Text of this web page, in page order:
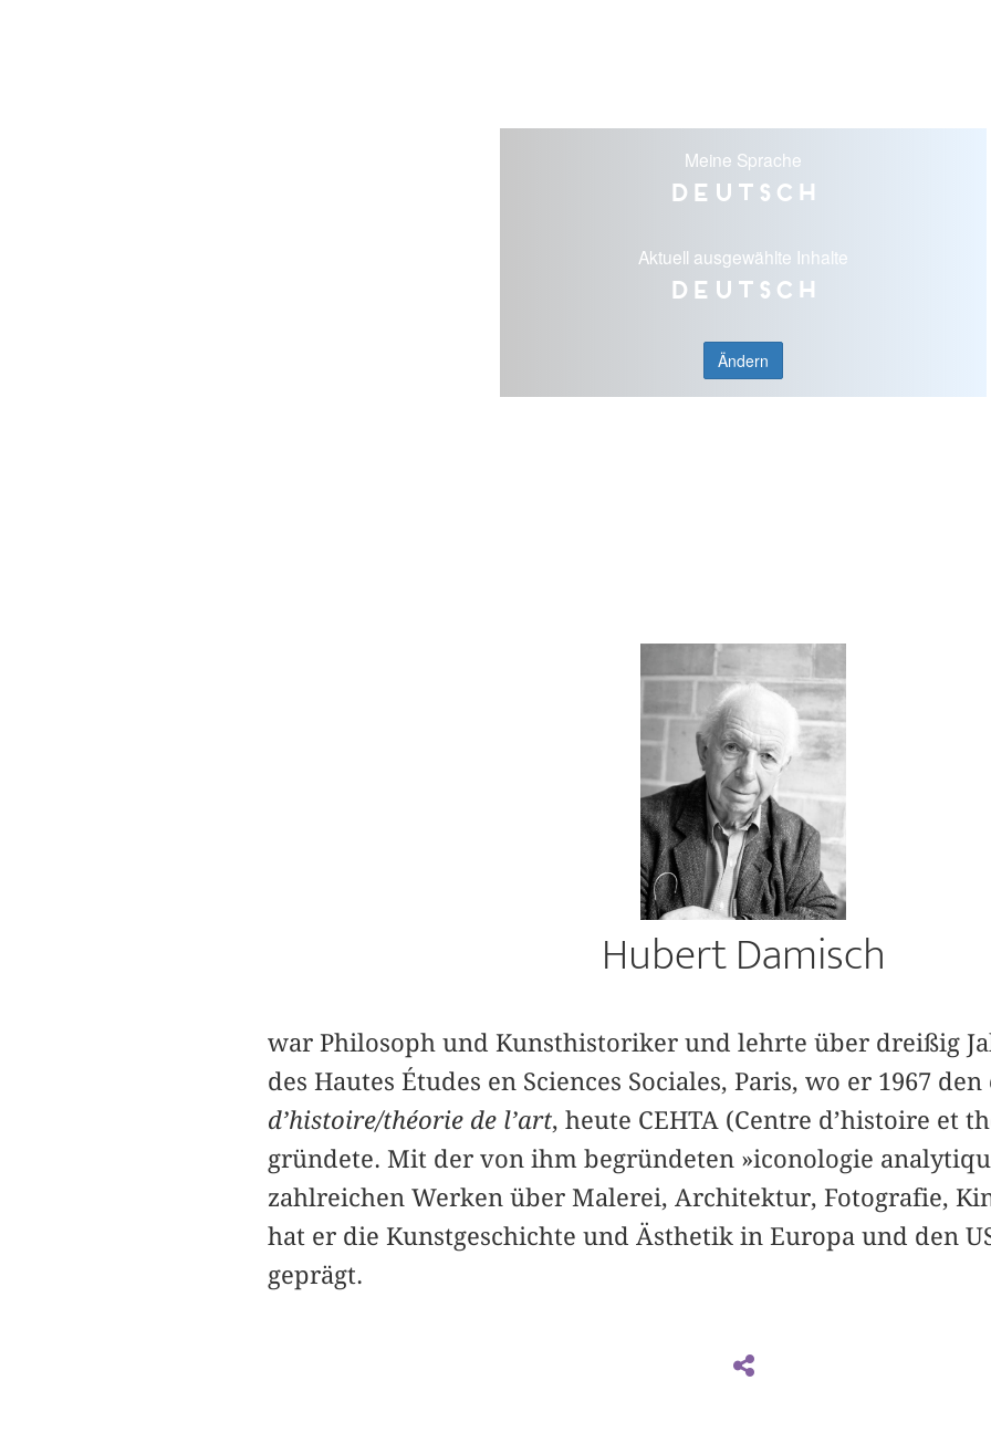
Meine Sprache
Deutsch
Aktuell ausgewählte Inhalte
Deutsch
Ändern
Hubert Damisch
war Philosoph und Kunsthistoriker und lehrte über dreißig
des Hautes Études en Sciences Sociales, Paris, wo er 1967 den
d’histoire/théorie de l’art, heute CEHTA (Centre d’histoire et
gründete. Mit der von ihm begründeten »iconologie
zahlreichen Werken über Malerei, Architektur, Fotografie,
hat er die Kunstgeschichte und Ästhetik in Europa und den
geprägt.